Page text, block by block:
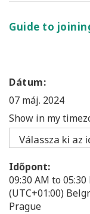
Guide to
Dátum:
07 máj. 2024
Show in my
Időpont:
09:30 AM to 05:30
(UTC+01:00)
Prague